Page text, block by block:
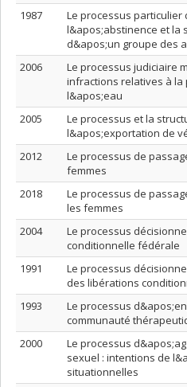
1987
Le processus
l&apos;abstinence et la
d&apos;un groupe des
2006
Le processus judiciaire
infractions relatives à la
l&apos;eau
2005
Le processus et la
l&apos;exportation de
2012
Le processus de
femmes
2018
Le processus de
les femmes
2004
Le processus
conditionnelle fédérale
1991
Le processus
des libérations
1993
Le processus
communauté
2000
Le processus
sexuel : intentions de
situationnelles